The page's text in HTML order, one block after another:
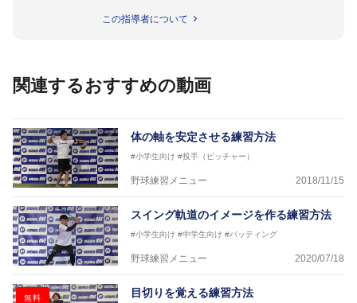
動作解析システムを用いて、小学生からプロ野球選手
この指導者について
関連するおすすめの動画
体の軸を安定させる練習方法
#小学生向け #投手（ピッチャー）
野球練習メニュー 2018/11/15
スイング軌道のイメージを作る練習方法
#小学生向け #中学生向け #バッティング
野球練習メニュー 2020/07/18
無料 目切りを覚える練習方法